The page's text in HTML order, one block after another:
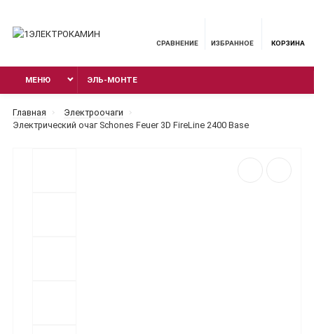
СРАВНЕНИЕ ИЗБРАННОЕ КОРЗИНА
МЕНЮ ЭЛЬ-МОНТЕ
Главная
Электроочаги
Электрический очаг Schones Feuer 3D FireLine 2400 Base